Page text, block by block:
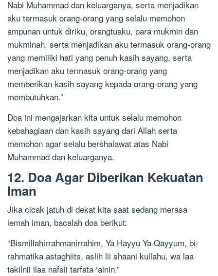
Nabi Muhammad dan keluarganya, serta menjadikan
aku termasuk orang-orang yang selalu memohon
ampunan untuk diriku, orangtuaku, para mukmin dan
mukminah, serta menjadikan aku termasuk orang-orang
yang memiliki hati yang penuh kasih sayang, serta
menjadikan aku termasuk orang-orang yang
memberikan kasih sayang kepada orang-orang yang
membutuhkan.”
Doa ini mengajarkan kita untuk selalu memohon
kebahagiaan dan kasih sayang dari Allah serta
memohon agar selalu bershalawat atas Nabi
Muhammad dan keluarganya.
12. Doa Agar Diberikan Kekuatan
Iman
Jika cicak jatuh di dekat kita saat sedang merasa
lemah iman, bacalah doa berikut:
“Bismillahirrahmanirrahim, Ya Hayyu Ya Qayyum, bi-
rahmatika astaghiits, aslih lii shaani kullahu, wa laa
takilnii ilaa nafsii tarfata ‘ainin.”